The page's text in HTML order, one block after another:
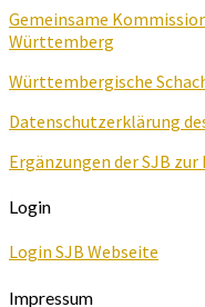
Gemeinsame
Württemberg
Württembergische
Datenschutzerklärung
Ergänzungen der SJB
Login
Login SJB Webseite
Impressum